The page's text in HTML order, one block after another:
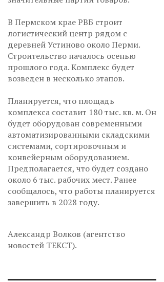
В Пермском крае РВБ строит
логистический центр рядом с
деревней Устиново около Перми.
Строительство началось осенью
прошлого года. Комплекс будет
возведен в несколько этапов.
Планируется, что площадь
комплекса составит 180 тыс. кв. м. Он
будет оборудован современными
автоматизированными складскими
системами, сортировочным и
конвейерным оборудованием.
Предполагается, что будет создано
около 6 тыс. рабочих мест. Ранее
сообщалось, что работы планируется
завершить в 2028 году.
Александр Волков (агентство
новостей ТЕКСТ).